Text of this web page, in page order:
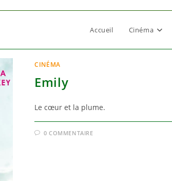
Accueil Cinéma
CINÉMA
Emily
Le cœur et la plume.
0 COMMENTAIRE